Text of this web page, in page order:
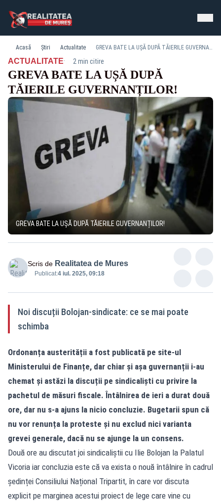
Acasă Știri Actualitate GREVA BATE LA UȘĂ DUPĂ TĂIERILE GUVERNANȚILOR!
ACTUALITATE· 2 min citire
GREVA BATE LA UȘĂ DUPĂ
TĂIERILE GUVERNANȚILOR!
GREVA BATE LA UȘĂ DUPĂ TĂIERILE GUVERNANȚILOR!
Scris de Realitatea de Mures
Publicat:4 iul. 2025, 09:18
Noi discuții Bolojan-sindicate: ce se mai poate
schimba
Ordonanța austerității a fost publicată pe site-ul
Ministerului de Finanțe, dar chiar și așa guvernanții i-au
chemat și astăzi la discuții pe sindicaliști cu privire la
pachetul de măsuri fiscale. Întâlnirea de ieri a durat două
ore, dar nu s-a ajuns la nicio concluzie. Bugetarii spun că
nu vor renunța la proteste și nu exclud nici varianta
grevei generale, dacă nu se ajunge la un consens.
Două ore au discutat joi sindicaliștii cu Ilie Bolojan la Palatul
Vicoria iar concluzia este că va exista o nouă întâlnire în cadrul
ședinței Consiliului Național Tripartit, în care vor discuta
explicit pe marginea acestui proiect de lege care vine cu